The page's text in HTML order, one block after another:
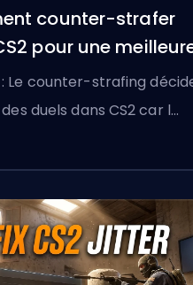
counter-strafer
pour une
: Le counter-strafing
duels dans CS2 car l…